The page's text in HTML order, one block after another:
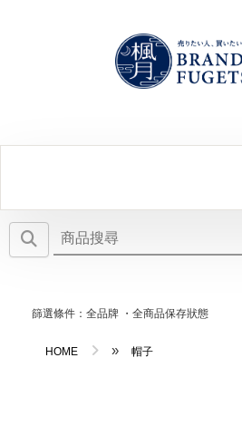
篩選條件：全品牌 ・全商品保存狀態
HOME » 帽子